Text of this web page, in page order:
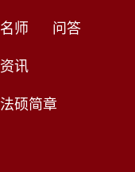
名师
问答
资讯
法硕简章